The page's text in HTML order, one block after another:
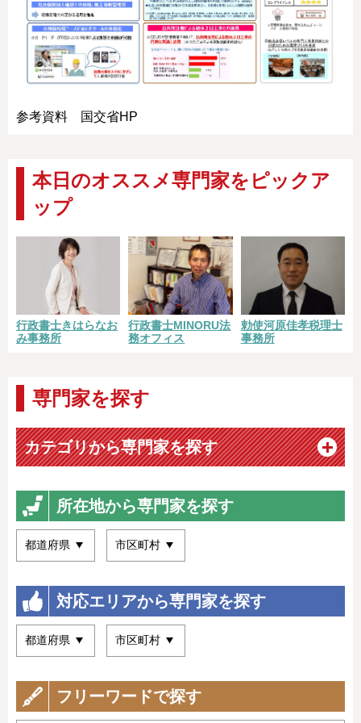
参考資料 国交省HP
本日のオススメ専門家をピックア
ップ
行政書士きはらなお
み事務所
行政書士MINORU法
務オフィス
勅使河原佳孝税理士
事務所
専門家を探す
カテゴリから専門家を探す
所在地から専門家を探す
対応エリアから専門家を探す
フリーワードで探す